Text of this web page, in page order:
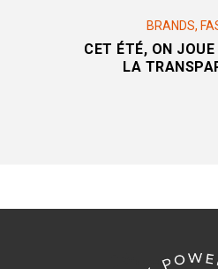
BRANDS,
CET ÉTÉ, ON
LA